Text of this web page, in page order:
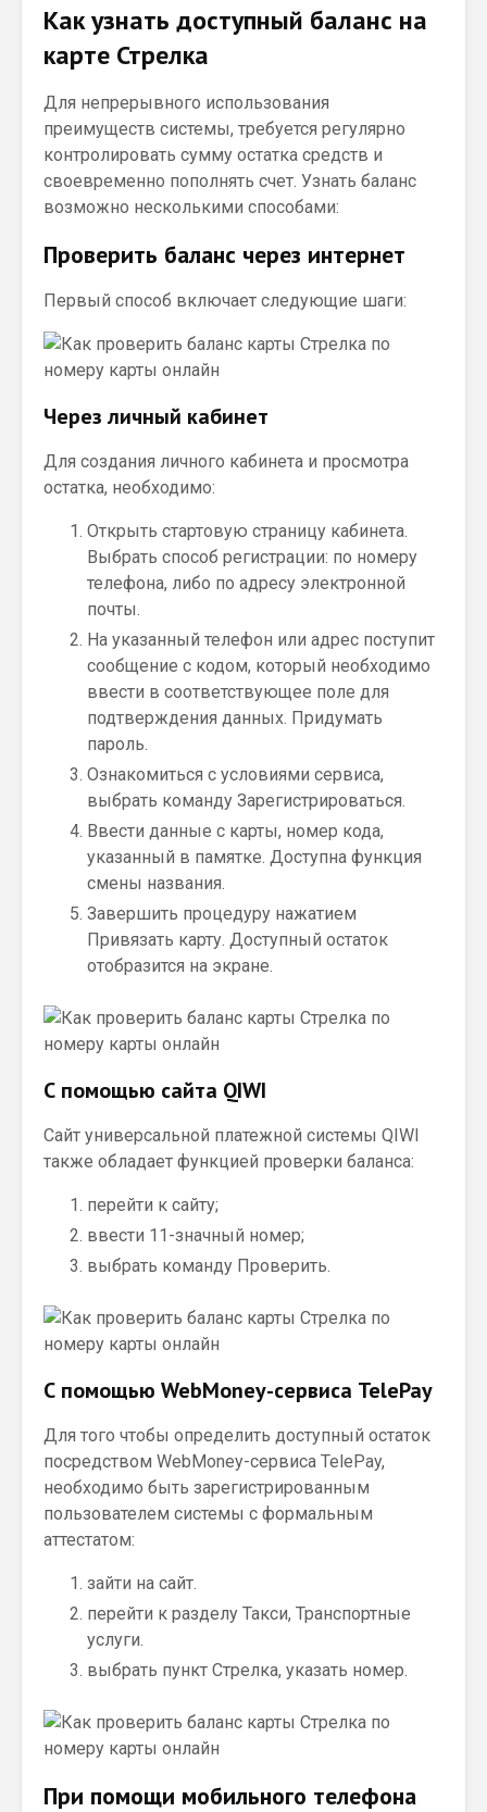
Как узнать доступный баланс на
карте Стрелка
Для непрерывного использования
преимуществ системы, требуется регулярно
контролировать сумму остатка средств и
своевременно пополнять счет. Узнать баланс
возможно несколькими способами:
Проверить баланс через интернет
Первый способ включает следующие шаги:
Через личный кабинет
Для создания личного кабинета и просмотра
остатка, необходимо:
Открыть стартовую страницу кабинета.
Выбрать способ регистрации: по номеру
телефона, либо по адресу электронной
почты.
На указанный телефон или адрес поступит
сообщение с кодом, который необходимо
ввести в соответствующее поле для
подтверждения данных. Придумать
пароль.
Ознакомиться с условиями сервиса,
выбрать команду Зарегистрироваться.
Ввести данные с карты, номер кода,
указанный в памятке. Доступна функция
смены названия.
Завершить процедуру нажатием
Привязать карту. Доступный остаток
отобразится на экране.
С помощью сайта QIWI
Сайт универсальной платежной системы QIWI
также обладает функцией проверки баланса:
перейти к сайту;
ввести 11-значный номер;
выбрать команду Проверить.
С помощью WebMoney-сервиса TelePay
Для того чтобы определить доступный остаток
посредством WebMoney-сервиса TelePay,
необходимо быть зарегистрированным
пользователем системы с формальным
аттестатом:
зайти на сайт.
перейти к разделу Такси, Транспортные
услуги.
выбрать пункт Стрелка, указать номер.
При помощи мобильного телефона